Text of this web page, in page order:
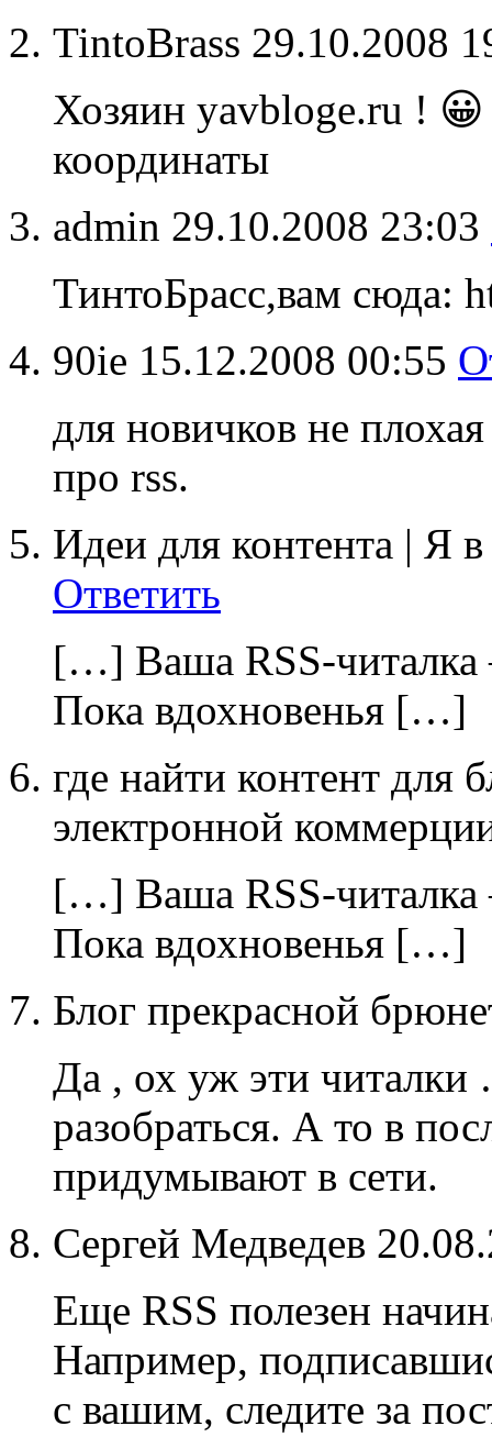
TintoBrass 29.10.2008
Хозяин yavbloge.ru ! 😀
координаты
admin 29.10.2008 23:03
ТинтоБрасс,вам сюда:
90ie 15.12.2008 00:55
для новичков не
про rss.
Идеи для контента | Я
Ответить
[…] Ваша RSS-читалка
Пока вдохновенья […]
где найти контент для
электронной
[…] Ваша RSS-читалка
Пока вдохновенья […]
Блог прекрасной
Да , ох уж эти
разобраться. А то в
придумывают в сети.
Сергей Медведев
Еще RSS полезен
Например,
с вашим, следите за